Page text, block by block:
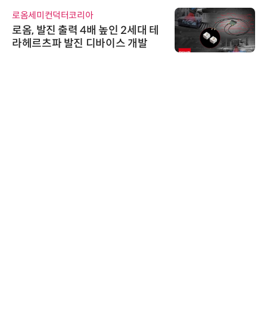
비쉐이
비쉐이, 모든 주요 리모컨 코드 지
원하는 TSOP15300 시리즈 IR 수